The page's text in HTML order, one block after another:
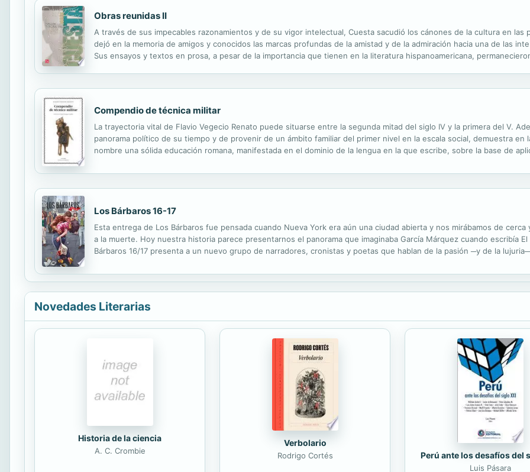
Obras reunidas II
A través de sus impecables razonamientos y de su vigor intelectual, Cuesta sacudió los cánones de la cultura en las
dejó en la memoria de amigos y conocidos las marcas profundas de la amistad y de la admiración hacia una de las
Sus ensayos y textos en prosa, a pesar de la importancia que tienen en la literatura hispanoamericana,
Compendio de técnica militar
La trayectoria vital de Flavio Vegecio Renato puede situarse entre la segunda mitad del siglo IV y la primera del V.
panorama político de su tiempo y de provenir de un ámbito familiar del primer nivel en la escala social, demuestra en
nombre una sólida educación romana, manifestada en el dominio de la lengua en la que escribe, sobre la base de
Los Bárbaros 16-17
Esta entrega de Los Bárbaros fue pensada cuando Nueva York era aún una ciudad abierta y nos mirábamos de
a la muerte. Hoy nuestra historia parece presentarnos el panorama que imaginaba García Márquez cuando escribía
Bárbaros 16/17 presenta a un nuevo grupo de narradores, cronistas y poetas que hablan de la pasión ─y de la
Novedades Literarias
Historia de la ciencia
A. C. Crombie
Verbolario
Rodrigo Cortés Perú ante los desafíos del
Luis Pásara